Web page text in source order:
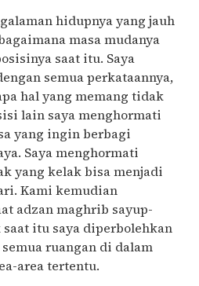
hidupnya yang jauh
masa mudanya
saat itu. Saya
semua perkataannya,
hal yang memang tidak
lain saya menghormati
yang ingin berbagi
Saya menghormati
yang kelak bisa menjadi
Kami kemudian
adzan maghrib sayup-
saat itu saya diperbolehkan
ruangan di dalam
area tertentu.